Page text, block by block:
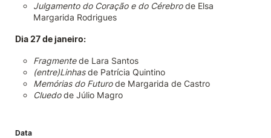
Julgamento do Coração e do Cérebrode Elsa
Margarida Rodrigues
Dia 27 de janeiro:
Fragmentede Lara Santos
(entre)Linhasde Patrícia Quintino
Memórias do Futurode Margarida de Castro
Cluedode Júlio Magro
Data